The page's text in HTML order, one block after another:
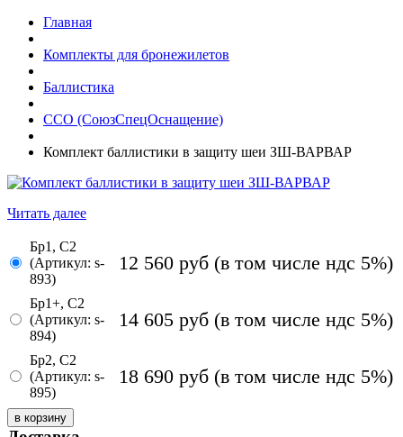
Главная
Комплекты для бронежилетов
Баллистика
ССО (СоюзСпецОснащение)
Комплект баллистики в защиту шеи ЗШ-ВАРВАР
Читать далее
Бр1, С2
(Артикул: s-
893)
12 560 руб (в том числе ндс 5%)
Бр1+, С2
(Артикул: s-
894)
14 605 руб (в том числе ндс 5%)
Бр2, С2
(Артикул: s-
895)
18 690 руб (в том числе ндс 5%)